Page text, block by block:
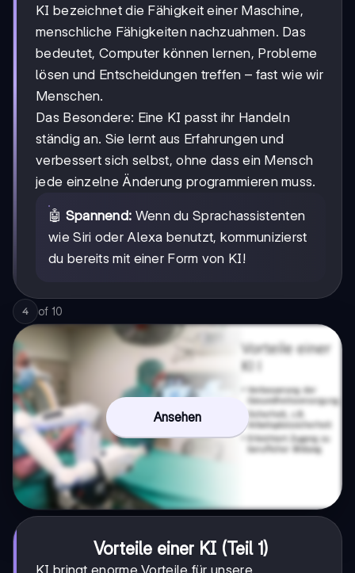
KI bezeichnet die Fähigkeit einer Maschine,
menschliche Fähigkeiten nachzuahmen. Das
bedeutet, Computer können lernen, Probleme
lösen und Entscheidungen treffen – fast wie wir
Menschen.
Das Besondere: Eine KI passt ihr Handeln
ständig an. Sie lernt aus Erfahrungen und
verbessert sich selbst, ohne dass ein Mensch
jede einzelne Änderung programmieren muss.
🤖 Spannend: Wenn du Sprachassistenten
wie Siri oder Alexa benutzt, kommunizierst
du bereits mit einer Form von KI!
4 of 10
Ansehen
Vorteile einer KI (Teil 1)
KI bringt enorme Vorteile für unsere